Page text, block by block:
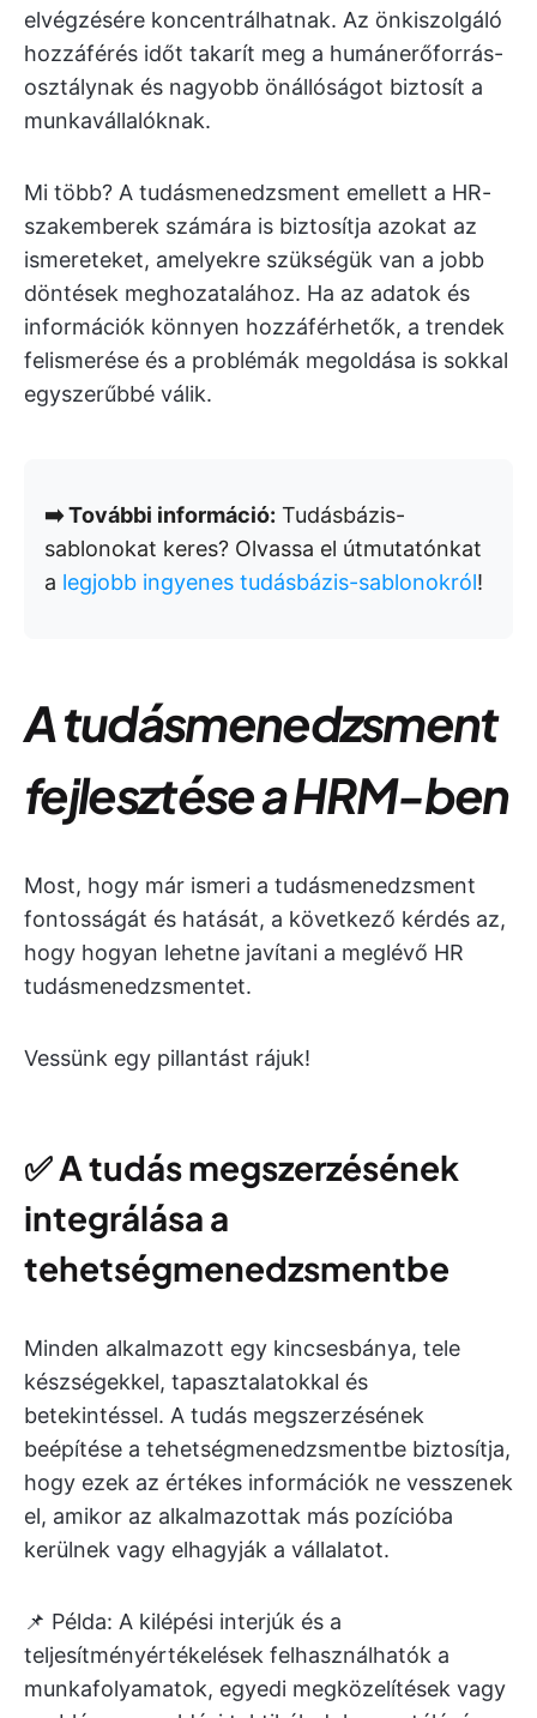
elvégzésére koncentrálhatnak. Az önkiszolgáló
hozzáférés időt takarít meg a humánerőforrás-
osztálynak és nagyobb önállóságot biztosít a
munkavállalóknak.
Mi több? A tudásmenedzsment emellett a HR-
szakemberek számára is biztosítja azokat az
ismereteket, amelyekre szükségük van a jobb
döntések meghozatalához. Ha az adatok és
információk könnyen hozzáférhetők, a trendek
felismerése és a problémák megoldása is sokkal
egyszerűbbé válik.
➡️ További információ: Tudásbázis-
sablonokat keres? Olvassa el útmutatónkat
a legjobb ingyenes tudásbázis-sablonokról!
A tudásmenedzsment
fejlesztése a HRM-ben
Most, hogy már ismeri a tudásmenedzsment
fontosságát és hatását, a következő kérdés az,
hogy hogyan lehetne javítani a meglévő HR
tudásmenedzsmentet.
Vessünk egy pillantást rájuk!
✅A tudás megszerzésének
integrálása a
tehetségmenedzsmentbe
Minden alkalmazott egy kincsesbánya, tele
készségekkel, tapasztalatokkal és
betekintéssel. A tudás megszerzésének
beépítése a tehetségmenedzsmentbe biztosítja,
hogy ezek az értékes információk ne vesszenek
el, amikor az alkalmazottak más pozícióba
kerülnek vagy elhagyják a vállalatot.
📌 Példa: A kilépési interjúk és a
teljesítményértékelések felhasználhatók a
munkafolyamatok, egyedi megközelítések vagy